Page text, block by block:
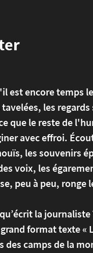
est encore temps
les regards
que le reste de
avec effroi.
les souvenirs
voix, les
peu à peu, ronge
la journaliste
format texte «
des camps de la